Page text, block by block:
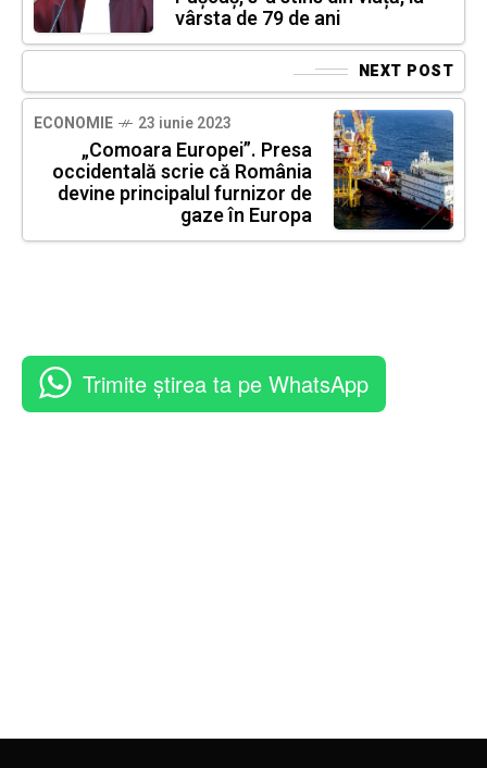
vârsta de 79 de ani
NEXT POST
ECONOMIE 23 iunie 2023
„Comoara Europei”. Presa
occidentală scrie că România
devine principalul furnizor de
gaze în Europa
Trimite știrea ta pe WhatsApp